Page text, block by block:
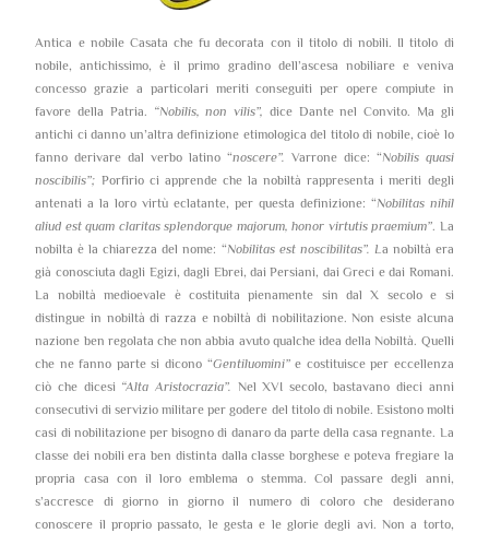
Antica e nobile Casata che fu decorata con il titolo di nobili. Il titolo di
nobile, antichissimo, è il primo gradino dell’ascesa nobiliare e veniva
concesso grazie a particolari meriti conseguiti per opere compiute in
favore della Patria. “Nobilis, non vilis”, dice Dante nel Convito. Ma gli
antichi ci danno un’altra definizione etimologica del titolo di nobile, cioè lo
fanno derivare dal verbo latino “noscere”. Varrone dice: “Nobilis quasi
noscibilis”; Porfirio ci apprende che la nobiltà rappresenta i meriti degli
antenati a la loro virtù eclatante, per questa definizione: “Nobilitas nihil
aliud est quam claritas splendorque majorum, honor virtutis praemium”. La
nobilta è la chiarezza del nome: “Nobilitas est noscibilitas”. La nobiltà era
già conosciuta dagli Egizi, dagli Ebrei, dai Persiani, dai Greci e dai Romani.
La nobiltà medioevale è costituita pienamente sin dal X secolo e si
distingue in nobiltà di razza e nobiltà di nobilitazione. Non esiste alcuna
nazione ben regolata che non abbia avuto qualche idea della Nobiltà. Quelli
che ne fanno parte si dicono “Gentiluomini”e costituisce per eccellenza
ciò che dicesi “Alta Aristocrazia”. Nel XVI secolo, bastavano dieci anni
consecutivi di servizio militare per godere del titolo di nobile. Esistono molti
casi di nobilitazione per bisogno di danaro da parte della casa regnante. La
classe dei nobili era ben distinta dalla classe borghese e poteva fregiare la
propria casa con il loro emblema o stemma. Col passare degli anni,
s’accresce di giorno in giorno il numero di coloro che desiderano
conoscere il proprio passato, le gesta e le glorie degli avi. Non a torto,